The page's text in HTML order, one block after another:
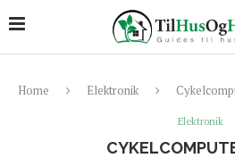
Home Elektronik
Elektronik